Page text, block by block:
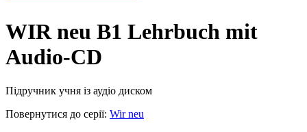
WIR neu В1 Lehrbuch mit
Audio-CD
Підручник учня із аудіо диском
Повернутися до серії: Wir neu